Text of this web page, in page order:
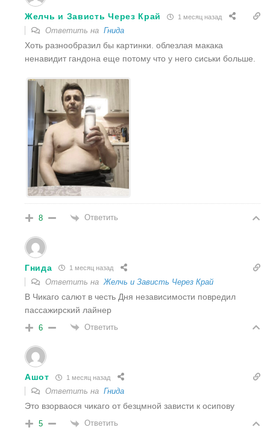
Желчь и Зависть Через Край 1 месяц назад
Ответить на Гнида
Хоть разнообразил бы картинки. облезлая макака
ненавидит гандона еще потому что у него сиськи больше.
8 Ответить
Гнида 1 месяц назад
Ответить на Желчь и Зависть Через Край
В Чикаго салют в честь Дня независимости повредил
пассажирский лайнер
6 Ответить
Ашот 1 месяц назад
Ответить на Гнида
Это взорваося чикаго от безцмной зависти к осипову
5 Ответить